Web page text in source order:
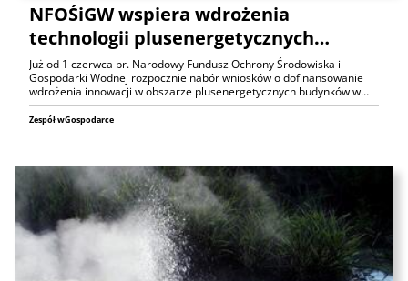
NFOŚiGW wspiera wdrożenia
technologii plusenergetycznych…
Już od 1 czerwca br. Narodowy Fundusz Ochrony Środowiska i
Gospodarki Wodnej rozpocznie nabór wniosków o dofinansowanie
wdrożenia innowacji w obszarze plusenergetycznych budynków w…
Zespół wGospodarce